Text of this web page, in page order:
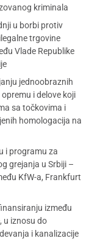
kriminala
u borbi protiv
trgovine
Vlade Republike
jednoobraznih
i delove koji
sa točkovima i
homologacija na
i programu za
grejanja u Srbiji –
KfW-a, Frankfurt
između
u iznosu do
i kanalizacije